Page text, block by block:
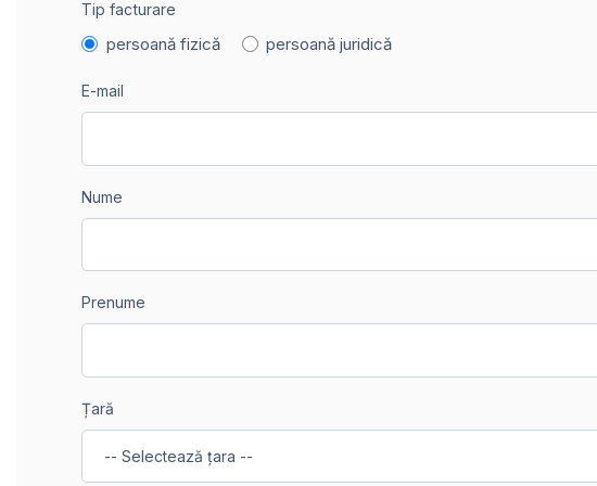
Tip facturare
persoană fizică persoană juridică
E-mail
Nume
Prenume
Țară